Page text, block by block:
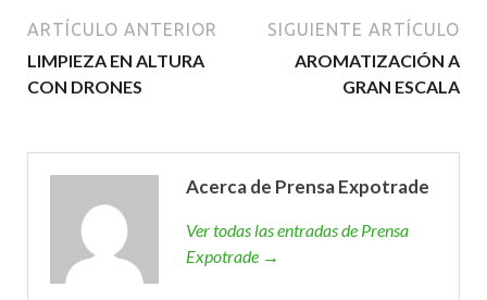
ARTÍCULO ANTERIOR
LIMPIEZA EN ALTURA
CON DRONES
SIGUIENTE ARTÍCULO
AROMATIZACIÓN A
GRAN ESCALA
Acerca de Prensa Expotrade
Ver todas las entradas de Prensa
Expotrade →